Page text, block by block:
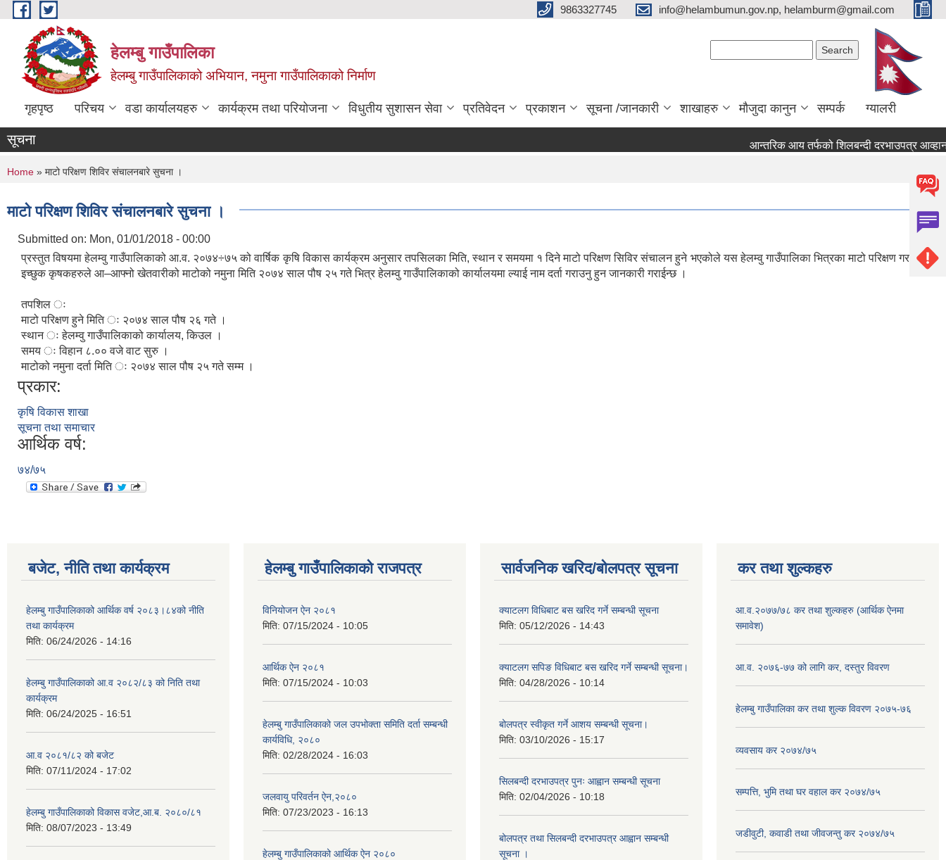
Skip to main content 9863327745 info@helambumun.gov.np, helamburm@gmail.com
हेलम्बु गाउँपालिका
हेलम्बु गाउँपालिकाको अभियान, नमुना गाउँपालिकाको निर्माण
गृहपृष्ठ परिचय वडा कार्यालयहरु कार्यक्रम तथा परियोजना विधुतीय सुशासन सेवा प्रतिवेदन प्रकाशन सूचना /जानकारी शाखाहरु मौजुदा कानुन सम्पर्क ग्यालरी
सूचना आन्तरिक आय तर्फको शिलबन्दी दरभाउपत्र आव्हान
You are here
Home » माटो परिक्षण शिविर संचालनबारे सुचना ।
माटो परिक्षण शिविर संचालनबारे सुचना ।
Submitted on: Mon, 01/01/2018 - 00:00
प्रस्तुत विषयमा हेलम्वु गाउँपालिकाको आ.व. २०७४÷७५ को वार्षिक कृषि विकास कार्यक्रम अनुसार तपसिलका मिति, स्थान र समयमा १ दिने माटो परिक्षण सिविर संचालन हुने भएकोले यस हेलम्वु गाउँपालिका भित्रका माटो परिक्षण गराउन
इच्छुक कृषकहरुले आ–आफ्नो खेतवारीको माटोको नमुना मिति २०७४ साल पौष २५ गते भित्र हेलम्वु गाउँपालिकाको कार्यालयमा ल्याई नाम दर्ता गराउनु हुन जानकारी गराईन्छ ।
तपशिल ः
माटो परिक्षण हुने मिति ः २०७४ साल पौष २६ गते ।
स्थान ः हेलम्वु गाउँपालिकाको कार्यालय, किउल ।
समय ः विहान ८.०० वजे वाट सुरु ।
माटोको नमुना दर्ता मिति ः २०७४ साल पौष २५ गते सम्म ।
प्रकार:
कृषि विकास शाखा
सूचना तथा समाचार
आर्थिक वर्ष:
७४/७५
बजेट, नीति तथा कार्यक्रम
हेलम्बु गाउँपालिकाको आर्थिक वर्ष २०८३।८४को नीति
तथा कार्यक्रम
मिति: 06/24/2026 - 14:16
हेलम्बु गाउँपालिकाको आ.व २०८२/८३ को निति तथा
कार्यक्रम
मिति: 06/24/2025 - 16:51
आ.व २०८१/८२ को बजेट
मिति: 07/11/2024 - 17:02
हेलम्बु गाउँपालिकाको विकास वजेट,आ.ब. २०८०/८१
मिति: 08/07/2023 - 13:49
हेलम्बु गाउँपालिकाको राजपत्र
विनियोजन ऐन २०८१
मिति: 07/15/2024 - 10:05
आर्थिक ऐन २०८१
मिति: 07/15/2024 - 10:03
हेलम्बु गाउँपालिकाको जल उपभोक्ता समिति दर्ता सम्बन्धी
कार्यविधि, २०८०
मिति: 02/28/2024 - 16:03
जलवायु परिवर्तन ऐन,२०८०
मिति: 07/23/2023 - 16:13
हेलम्बु गाउँपालिकाको आर्थिक ऐन २०८०
सार्वजनिक खरिद/बोलपत्र सूचना
क्याटलग विधिबाट बस खरिद गर्ने सम्बन्धी सूचना
मिति: 05/12/2026 - 14:43
क्याटलग सपिङ विधिबाट बस खरिद गर्ने सम्बन्धी सूचना।
मिति: 04/28/2026 - 10:14
बोलपत्र स्वीकृत गर्ने आशय सम्बन्धी सूचना।
मिति: 03/10/2026 - 15:17
सिलबन्दी दरभाउपत्र पुनः आह्वान सम्बन्धी सूचना
मिति: 02/04/2026 - 10:18
बोलपत्र तथा सिलबन्दी दरभाउपत्र आह्वान सम्बन्धी
सूचना ।
कर तथा शुल्कहरु
आ.व.२०७७/७८ कर तथा शुल्कहरु (आर्थिक ऐनमा
समावेश)
आ.व. २०७६-७७ को लागि कर, दस्तुर विवरण
हेलम्बु गाउँपालिका कर तथा शुल्क विवरण २०७५-७६
व्यवसाय कर २०७४/७५
सम्पत्ति, भुमि तथा घर वहाल कर २०७४/७५
जडीवुटी, कवाडी तथा जीवजन्तु कर २०७४/७५